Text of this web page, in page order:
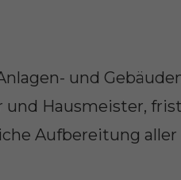
und
Hausmeister,
Aufbereitung